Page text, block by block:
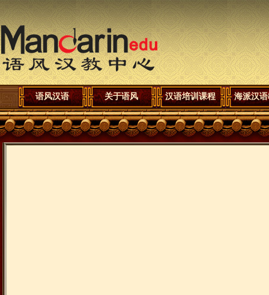
语风汉语 关于语风 汉语培训课程 海派汉